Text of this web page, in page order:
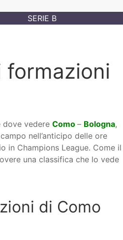
SERIE B
formazioni
dove vedere Como – Bologna,
nell’anticipo delle ore
in Champions League. Come il
una classifica che lo vede
di Como